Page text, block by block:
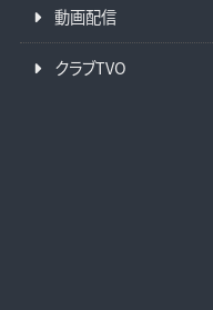
動画配信
クラブTVO